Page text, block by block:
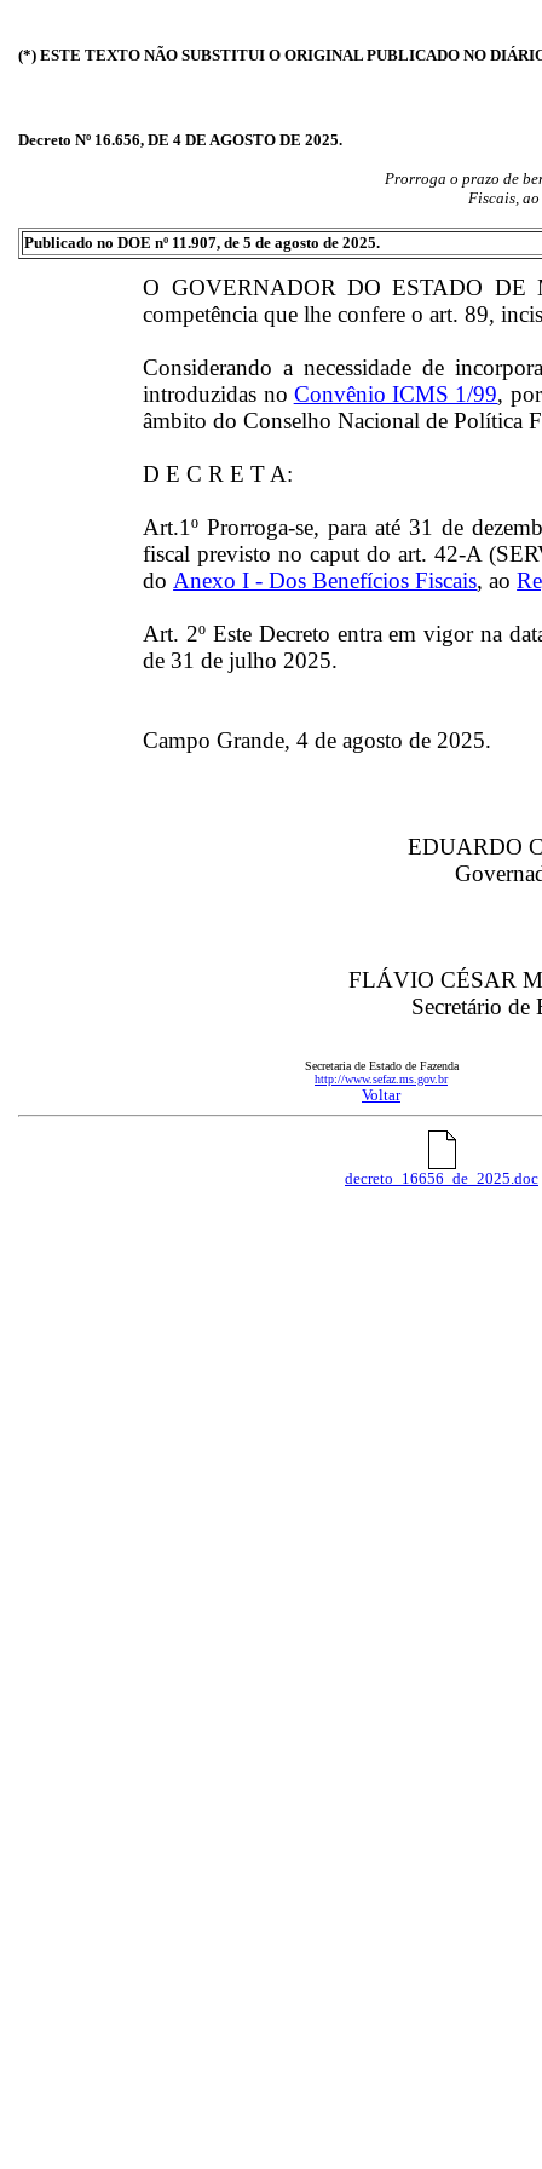
(*) ESTE TEXTO NÃO SUBSTITUI O ORIGINAL PUBLICADO NO
Decreto Nº 16.656, DE 4 DE AGOSTO DE 2025.
Prorroga o prazo de
Fiscais, ao
Publicado no DOE nº 11.907, de 5 de agosto de 2025.
O GOVERNADOR DO ESTADO DE
competência que lhe confere o art. 89,
Considerando a necessidade de
introduzidas no Convênio ICMS 1/99,
âmbito do Conselho Nacional de Política
D E C R E T A:
Art.1º Prorroga-se, para até 31 de
fiscal previsto no caput do art. 42-A
doAnexo I - Dos Benefícios Fiscais, ao
Art. 2º Este Decreto entra em vigor na
de 31 de julho 2025.
Campo Grande, 4 de agosto de 2025.
EDUARDO
FLÁVIO CÉSAR
Secretário de
Secretaria de Estado de Fazenda
http://www.sefaz.ms.gov.br
Voltar
decreto_16656_de_2025.doc